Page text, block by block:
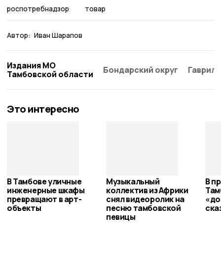
роспотребнадзор товар
Автор: Иван Шарапов
Издания МО
Тамбовской области
Бондарский округ
Это интересно
В Тамбове уличные
инженерные шкафы
превращают в арт-
объекты
Музыкальный
коллектив из Африки
снял видеоролик на
песню тамбовской
певицы
В